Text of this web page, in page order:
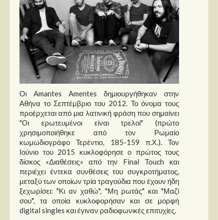
Παρουσιάσεις
Δίσκοι
Σειρές
Ταινίες
Βιβλία
Video News
Καλλιτέχνες
Μουσικοί
Διάφοροι
Εκτός Συνόρων
Νέα
Στήλες
Οι Amantes Amentes δημιουργήθηκαν στην
Αθήνα το Σεπτέμβριο του 2012. Το όνομα τους
προέρχεται από μια λατινική φράση που σημαίνει
"Οι ερωτευμένοι είναι τρελοί" (πρώτο
χρησιμοποιήθηκε από τον Ρωμαίο
κωμωδιογράφο Τερέντιο, 185-159 π.Χ.). Τον
Ιούνιο του 2015 κυκλοφόρησε ο πρώτος τους
δίσκος «Διαθέσεις» από την Final Touch και
περιέχει έντεκα συνθέσεις του συγκροτήματος,
μεταξύ των οποίων τρία τραγούδια που έχουν ήδη
ξεχωρίσει: "Κι αν χαθώ", "Μη ρωτάς" και "Μαζί
σου", τα οποία κυκλοφορήσαν και σε μορφή
digital singles και έγιναν ραδιοφωνικές επιτυχίες.